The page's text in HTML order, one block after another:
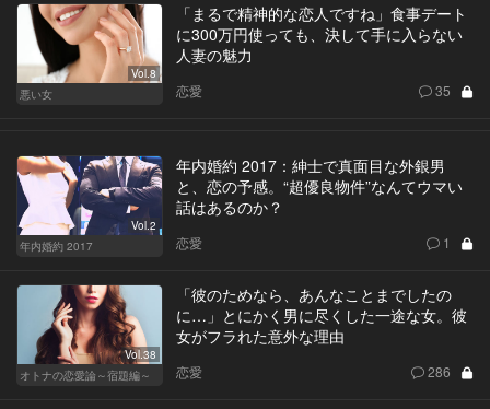
Vol.8
悪い女
「まるで精神的な恋人ですね」食事デート
に300万円使っても、決して手に入らない
人妻の魅力
恋愛 35
Vol.2
年内婚約 2017
年内婚約 2017：紳士で真面目な外銀男
と、恋の予感。“超優良物件”なんてウマい
話はあるのか？
恋愛 1
Vol.38
オトナの恋愛論～宿題編～
「彼のためなら、あんなことまでしたの
に…」とにかく男に尽くした一途な女。彼
女がフラれた意外な理由
恋愛 286